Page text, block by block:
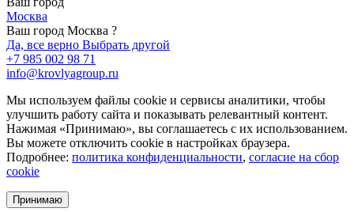
Москва
Ваш город Москва ?
Да, все верно Выбрать другой
+7 985 002 98 71
info@krovlyagroup.ru
Мы используем файлы cookie и сервисы аналитики, чтобы
улучшить работу сайта и показывать релевантный контент.
Нажимая «Принимаю», вы соглашаетесь с их использованием.
Вы можете отключить cookie в настройках браузера.
Подробнее: политика конфиденциальности, согласие на сбор
cookie
Принимаю